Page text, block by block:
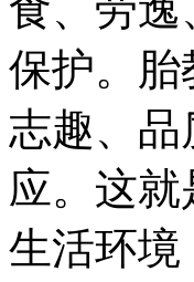
保护。胎
志趣、
应。这
生活环境